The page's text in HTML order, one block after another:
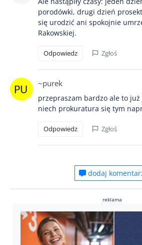
porodówki, drugi dzień
się urodzić ani spokojnie
Rakowskiej.
Odpowiedz Zgłoś
~purek
przepraszam bardzo ale to
niech prokuratura się tym
Odpowiedz Zgłoś
dodaj
reklama